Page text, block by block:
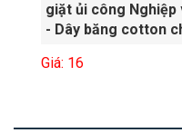
giặt ủi công Nghiệp
- Dây băng cotton
Giá: 16